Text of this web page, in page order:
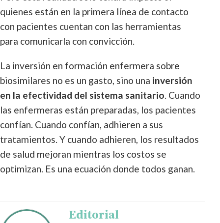
quienes están en la primera línea de contacto
con pacientes cuentan con las herramientas
para comunicarla con convicción.
La inversión en formación enfermera sobre
biosimilares no es un gasto, sino una inversión
en la efectividad del sistema sanitario. Cuando
las enfermeras están preparadas, los pacientes
confían. Cuando confían, adhieren a sus
tratamientos. Y cuando adhieren, los resultados
de salud mejoran mientras los costos se
optimizan. Es una ecuación donde todos ganan.
Editorial